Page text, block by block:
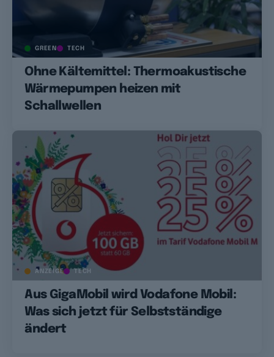
GREEN TECH
Ohne Kältemittel: Thermoakustische
Wärmepumpen heizen mit
Schallwellen
ANZEIGE TECH
Aus GigaMobil wird Vodafone Mobil:
Was sich jetzt für Selbstständige
ändert